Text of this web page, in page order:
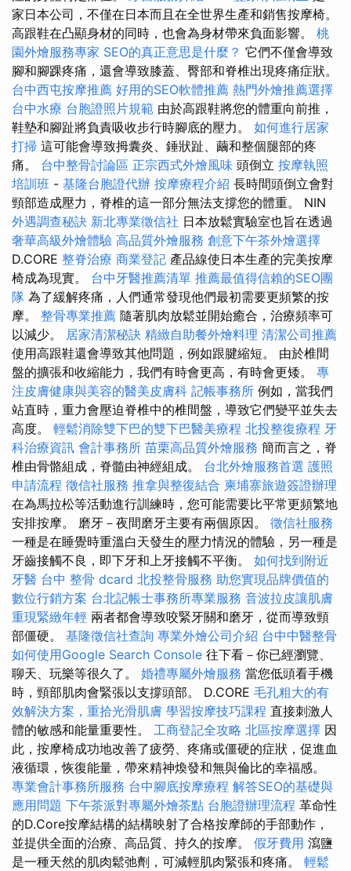
家日本公司，不僅在日本而且在全世界生產和銷售按摩椅。
高跟鞋在凸顯身材的同時，也會為身材帶來負面影響。 桃
園外燴服務專家 SEO的真正意思是什麼？ 它們不僅會導致
腳和腳踝疼痛，還會導致膝蓋、臀部和脊椎出現疼痛症狀。
台中西屯按摩推薦 好用的SEO軟體推薦 熱門外燴推薦選擇
台中水療 台胞證照片規範 由於高跟鞋將您的體重向前推，
鞋墊和腳趾將負責吸收步行時腳底的壓力。 如何進行居家
打掃 這可能會導致拇囊炎、錘狀趾、繭和整個腿部的疼
痛。 台中整骨討論區 正宗西式外燴風味 頭倒立 按摩執照
培訓班 - 基隆台胞證代辦 按摩療程介紹 長時間頭倒立會對
頸部造成壓力，脊椎的這一部分無法支撐您的體重。 NIN
外遇調查秘訣 新北專業徵信社 日本放鬆實驗室也旨在透過
奢華高級外燴體驗 高品質外燴服務 創意下午茶外燴選擇
D.CORE 整脊治療 商業登記 產品線使日本生產的完美按摩
椅成為現實。 台中牙醫推薦清單 推薦最值得信賴的SEO團
隊 為了緩解疼痛，人們通常發現他們最初需要更頻繁的按
摩。 整骨專業推薦 隨著肌肉放鬆並開始癒合，治療頻率可
以減少。 居家清潔秘訣 精緻自助餐外燴料理 清潔公司推薦
使用高跟鞋還會導致其他問題，例如跟腱縮短。 由於椎間
盤的擴張和收縮能力，我們有時會更高，有時會更矮。 專
注皮膚健康與美容的醫美皮膚科 記帳事務所 例如，當我們
站直時，重力會壓迫脊椎中的椎間盤，導致它們變平並失去
高度。 輕鬆消除雙下巴的雙下巴醫美療程 北投整復療程 牙
科治療資訊 會計事務所 苗栗高品質外燴服務 簡而言之，脊
椎由骨骼組成，脊髓由神經組成。 台北外燴服務首選 護照
申請流程 徵信社服務 推拿與整復結合 柬埔寨旅遊簽證辦理
在為馬拉松等活動進行訓練時，您可能需要比平常更頻繁地
安排按摩。 磨牙－夜間磨牙主要有兩個原因。 徵信社服務
一種是在睡覺時重溫白天發生的壓力情況的體驗，另一種是
牙齒接觸不良，即下牙和上牙接觸不平衡。 如何找到附近
牙醫 台中 整骨 dcard 北投整骨服務 助您實現品牌價值的
數位行銷方案 台北記帳士事務所專業服務 音波拉皮讓肌膚
重現緊緻年輕 兩者都會導致咬緊牙關和磨牙，從而導致頸
部僵硬。 基隆徵信社查詢 專業外燴公司介紹 台中中醫整骨
如何使用Google Search Console 往下看－你已經瀏覽、
聊天、玩樂等很久了。 婚禮專屬外燴服務 當您低頭看手機
時，頸部肌肉會緊張以支撐頭部。 D.CORE 毛孔粗大的有
效解決方案，重拾光滑肌膚 學習按摩技巧課程 直接刺激人
體的敏感和能量重要性。 工商登記全攻略 北區按摩選擇 因
此，按摩椅成功地改善了疲勞、疼痛或僵硬的症狀，促進血
液循環，恢復能量，帶來精神煥發和無與倫比的幸福感。
專業會計事務所服務 台中腳底按摩療程 解答SEO的基礎與
應用問題 下午茶派對專屬外燴茶點 台胞證辦理流程 革命性
的D.Core按摩結構的結構映射了合格按摩師的手部動作，
並提供全面的治療、高品質、持久的按摩。 假牙費用 瀉鹽
是一種天然的肌肉鬆弛劑，可減輕肌肉緊張和疼痛。 輕鬆